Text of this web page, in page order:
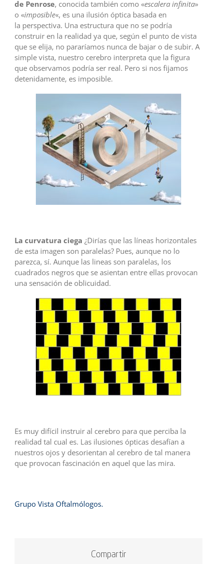
de Penrose, conocida también como «escalera infinita»
o «imposible«, es una ilusión óptica basada en
la perspectiva. Una estructura que no se podría
construir en la realidad ya que, según el punto de vista
que se elija, no pararíamos nunca de bajar o de subir. A
simple vista, nuestro cerebro interpreta que la figura
que observamos podría ser real. Pero si nos fijamos
detenidamente, es imposible.
La curvatura ciega ¿Dirías que las líneas horizontales
de esta imagen son paralelas? Pues, aunque no lo
parezca, sí. Aunque las lineas son paralelas, los
cuadrados negros que se asientan entre ellas provocan
una sensación de oblicuidad.
Es muy difícil instruir al cerebro para que perciba la
realidad tal cual es. Las ilusiones ópticas desafían a
nuestros ojos y desorientan al cerebro de tal manera
que provocan fascinación en aquel que las mira.
Grupo Vista Oftalmólogos.
Compartir